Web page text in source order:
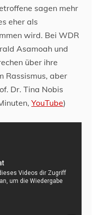
sagen mehr
eher als
wird. Bei WDR
Asamoah und
über ihre
Rassismus, aber
Dr. Tina Nobis
YouTube)